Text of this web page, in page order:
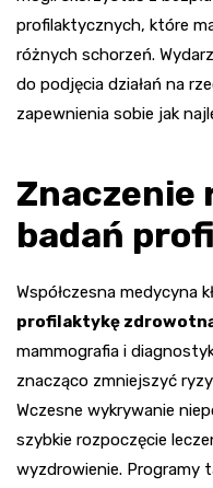
profilaktycznych, które
różnych schorzeń.
do podjęcia działań na
zapewnienia sobie jak
Znaczenie
badań
Współczesna medycyna
profilaktykę
mammografia i
znacząco zmniejszyć
Wczesne wykrywanie
szybkie rozpoczęcie
wyzdrowienie. Programy